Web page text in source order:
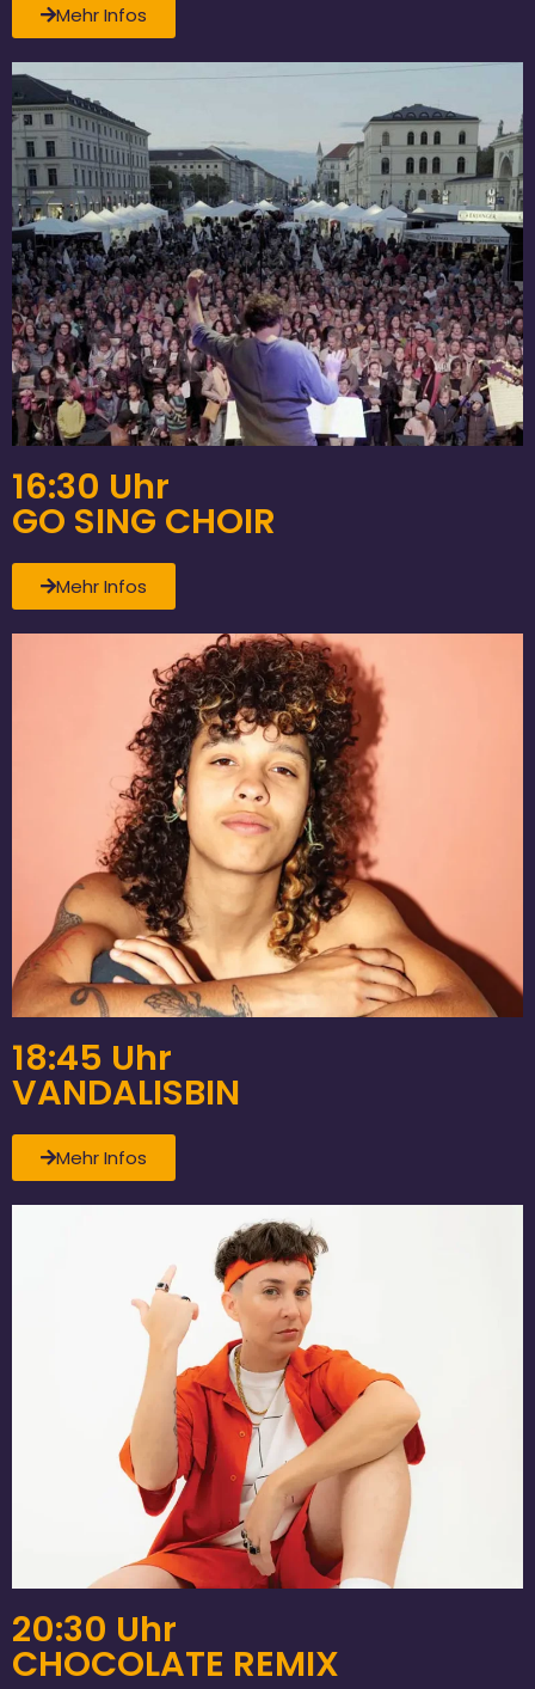
Mehr Infos
16:30 Uhr
GO SING CHOIR
Mehr Infos
18:45 Uhr
VANDALISBIN
Mehr Infos
20:30 Uhr
CHOCOLATE REMIX